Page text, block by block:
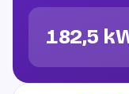
182,5